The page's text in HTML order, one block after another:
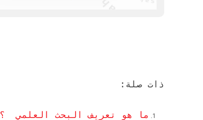
ذات صلة:
ما هو تعريف البحث العلمي ؟